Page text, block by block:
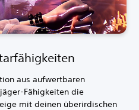
aus aufwertbaren
Fähigkeiten die
mit deinen überirdischen